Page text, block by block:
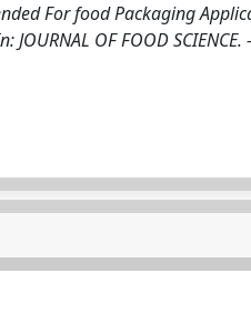
For food Packaging
OF FOOD